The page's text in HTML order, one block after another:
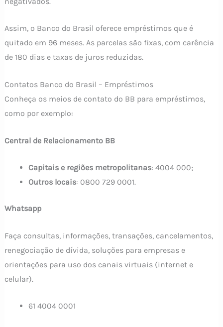
Assim, o Banco do Brasil oferece empréstimos que é
quitado em 96 meses. As parcelas são fixas, com carência
de 180 dias e taxas de juros reduzidas.
Contatos Banco do Brasil – Empréstimos
Conheça os meios de contato do BB para empréstimos,
como por exemplo:
Central de Relacionamento BB
Capitais e regiões metropolitanas: 4004 000;
Outros locais: 0800 729 0001.
Whatsapp
Faça consultas, informações, transações, cancelamentos,
renegociação de dívida, soluções para empresas e
orientações para uso dos canais virtuais (internet e
celular).
61 4004 0001